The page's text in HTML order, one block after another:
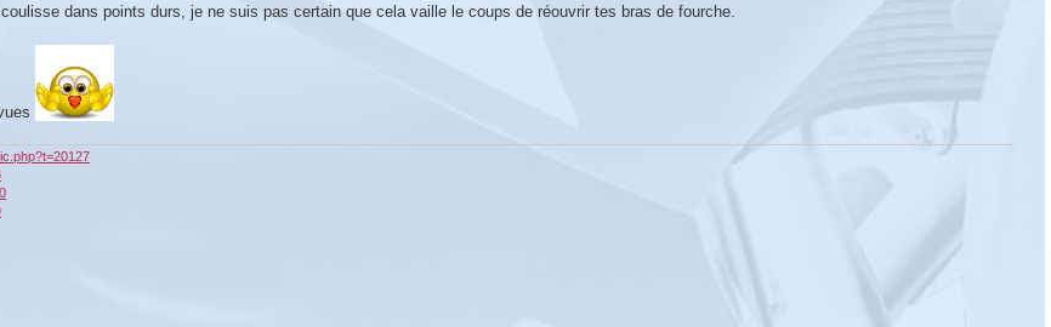
dans points durs, je ne suis pas certain que cela vaille le coups de réouvrir tes bras de fourche.